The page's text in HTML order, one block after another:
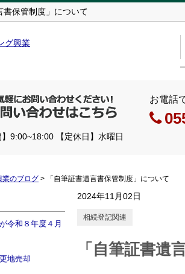
書保管制度」について
お電話
】9:00~18:00 【定休日】水曜日
業のブログ > 「自筆証書遺言書保管制度」について
令和８年度４月
地売却
2024年11月02日
相続登記関連
「自筆証書遺